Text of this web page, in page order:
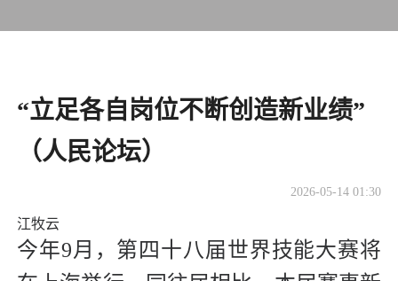
“立足各自岗位不断创造新业绩”
（人民论坛）
2026-05-14 01:30
江牧云
今年9月，第四十八届世界技能大赛将